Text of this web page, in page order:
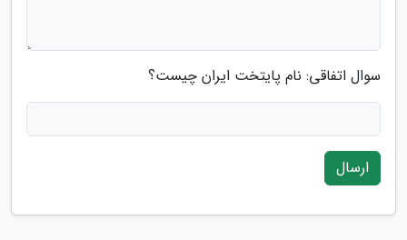
سوال اتفاقی: نام پایتخت ایران چیست؟
ارسال